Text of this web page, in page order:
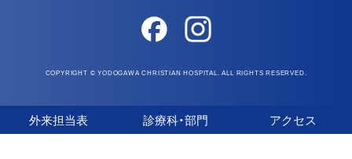
COPYRIGHT © YODOGAWA CHRISTIAN HOSPITAL. ALL RIGHTS RESERVED.
外来担当表 診療科・部門 アクセス